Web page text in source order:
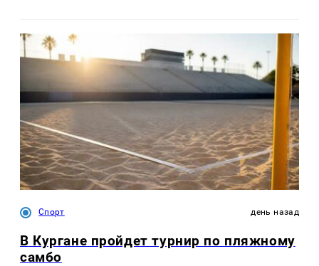
Спорт день назад
В Кургане пройдет турнир по пляжному
самбо